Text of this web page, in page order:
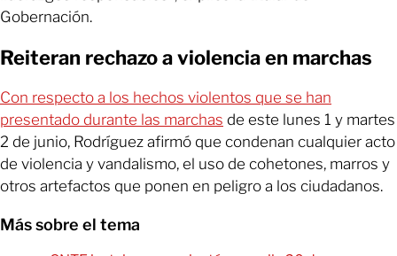
Gobernación.
Reiteran rechazo a violencia en marchas
Con respecto a los hechos violentos que se han
presentado durante las marchas de este lunes 1 y martes
2 de junio, Rodríguez afirmó que condenan cualquier acto
de violencia y vandalismo, el uso de cohetones, marros y
otros artefactos que ponen en peligro a los ciudadanos.
Más sobre el tema